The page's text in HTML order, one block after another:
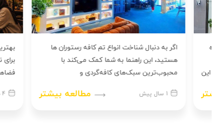
اگر به دنبال شناخت انواع تم کافه رستوران‌ ها
هستید، این راهنما به شما کمک می‌کند با
محبوب‌ترین سبک‌های کافه‌گردی و
مطالعه بیشتر
بهترین
برای
فضاهایی